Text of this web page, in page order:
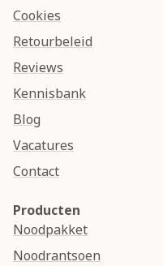
Cookies
Retourbeleid
Reviews
Kennisbank
Blog
Vacatures
Contact
Producten
Noodpakket
Noodrantsoen